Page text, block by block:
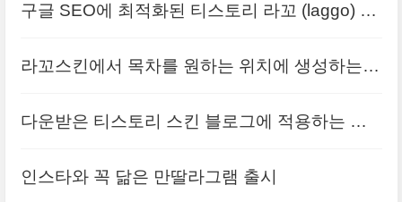
구글 SEO에 최적화된 티스토리 라꼬 (laggo) 스
라꼬스킨에서 목차를 원하는 위치에 생성하는
다운받은 티스토리 스킨 블로그에 적용하는 방
인스타와 꼭 닮은 만딸라그램 출시